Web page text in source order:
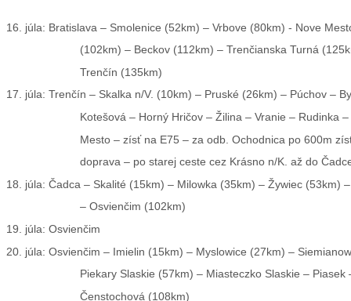
16. júla: Bratislava – Smolenice (52km) – Vrbove (80km) - Nove
(102km) – Beckov (112km) – Trenčianska Turná
Trenčín (135km)
17. júla: Trenčín – Skalka n/V. (10km) – Pruské (26km) – Púchov –
Kotešová – Horný Hričov – Žilina – Vranie – Rudinka
Mesto – zísť na E75 – za odb. Ochodnica po 600m
doprava – po starej ceste cez Krásno n/K. až do
18. júla: Čadca – Skalité (15km) – Milowka (35km) – Žywiec (53km)
– Osvienčim (102km)
19. júla: Osvienčim
20. júla: Osvienčim – Imielin (15km) – Myslowice (27km) –
Piekary Slaskie (57km) – Miasteczko Slaskie – Piasek
Čenstochová (108km)